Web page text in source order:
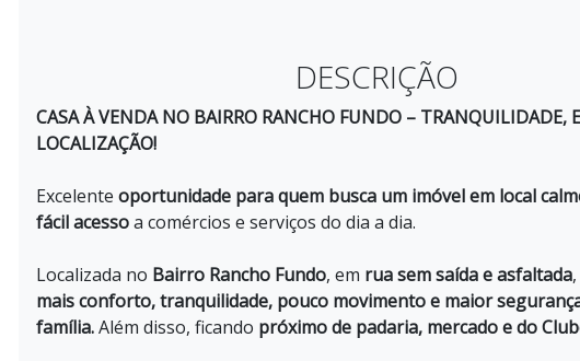
DESCRIÇÃO
CASA À VENDA NO BAIRRO RANCHO FUNDO – TRANQUILIDADE,
LOCALIZAÇÃO!
Excelente oportunidade para quem busca um imóvel em local
fácil acessoa comércios e serviços do dia a dia.
Localizada no Bairro Rancho Fundo, em rua sem saída e asfaltada
mais conforto, tranquilidade, pouco movimento e maior
família.Além disso, ficando próximo de padaria, mercado e do